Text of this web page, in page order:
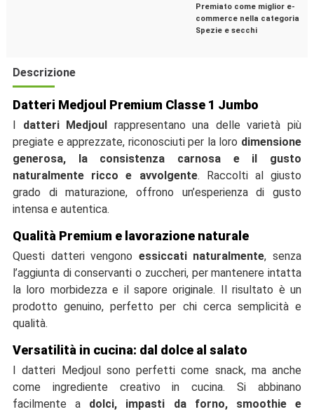
Premiato come miglior e-
commerce nella categoria
Spezie e secchi
Descrizione
Datteri Medjoul Premium Classe 1 Jumbo
datteri Medjoul
rappresentano una delle varietà più
pregiate e apprezzate, riconosciuti per la loro dimensione
generosa, la consistenza carnosa e il gusto
naturalmente ricco e avvolgente. Raccolti al giusto
grado di maturazione, offrono un’esperienza di gusto
intensa e autentica.
Qualità Premium e lavorazione naturale
Questi datteri vengono essiccati naturalmente, senza
l’aggiunta di conservanti o zuccheri, per mantenere intatta
la loro morbidezza e il sapore originale. Il risultato è un
prodotto genuino, perfetto per chi cerca semplicità e
qualità.
Versatilità in cucina: dal dolce al salato
I datteri Medjoul sono perfetti come snack, ma anche
come ingrediente creativo in cucina. Si abbinano
facilmente a dolci, impasti da forno, smoothie e